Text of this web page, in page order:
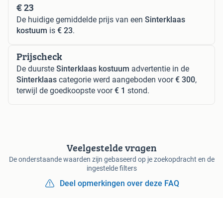
€ 23
De huidige gemiddelde prijs van een Sinterklaas
kostuum is € 23.
Prijscheck
De duurste Sinterklaas kostuum advertentie in de
Sinterklaas categorie werd aangeboden voor€ 300,
terwijl de goedkoopste voor€ 1 stond.
Veelgestelde vragen
De onderstaande waarden zijn gebaseerd op je zoekopdracht en de
ingestelde filters
Deel opmerkingen over deze FAQ